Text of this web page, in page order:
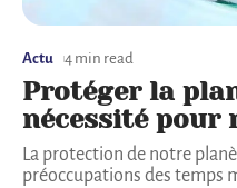
Actu 4 min read
Protéger la
nécessité pour
La protection de notre
préoccupations des temps